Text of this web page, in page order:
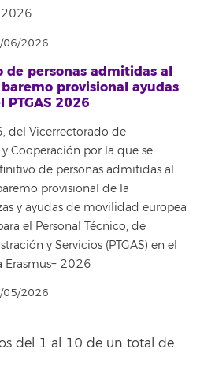
2026.
06/2026
de personas admitidas al
provisional ayudas
PTGAS 2026
del Vicerrectorado de
Cooperación por la que se
de personas admitidas al
provisional de la
y ayudas de movilidad europea
el Personal Técnico, de
y Servicios (PTGAS) en el
2026
05/2026
del 1 al 10 de un total de